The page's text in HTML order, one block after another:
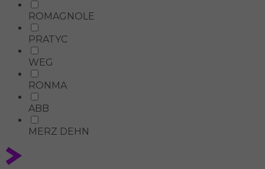
ROMAGNOLE
PRATYC
WEG
RONMA
ABB
MERZ DEHN